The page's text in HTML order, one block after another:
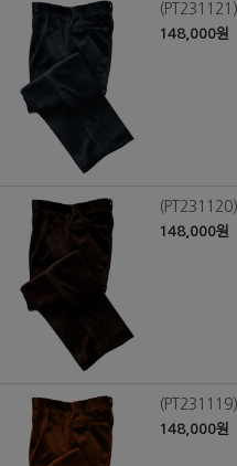
148,000원
148,000원
148,000원